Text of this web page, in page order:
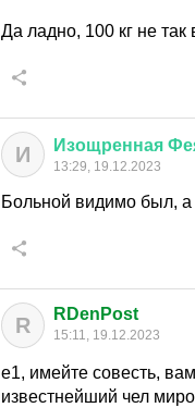
Да ладно, 100 кг не так
И Изощренная
13:29, 19.12.2023
Больной видимо был, а
R RDenPost
15:11, 19.12.2023
е1, имейте совесть,
известнейший чел